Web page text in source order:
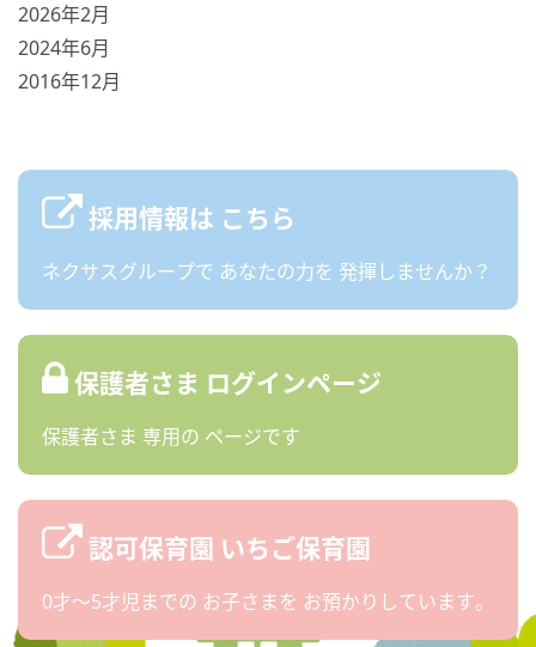
2026年2月
2024年6月
2016年12月
採用情報は こちら
ネクサスグループで あなたの力を 発揮しませんか？
保護者さま ログインページ
保護者さま 専用の ページです
認可保育園 いちご保育園
0才〜5才児までの お子さまを お預かりしています。